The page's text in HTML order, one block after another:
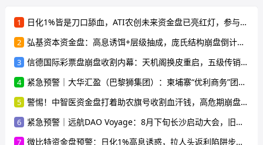
1 日化1%皆是刀口舔血，ATI农创未来资金盘已亮红灯，参与者速离！
2 弘基资本资金盘：高息诱饵+层级抽成，庞氏结构崩盘倒计时，受害者遍布全国
3 信德国际彩票盘崩盘收割内幕：天机阁换皮重启，五级传销骗局榨干散户，立即停手止损
4 紧急预警｜大华汇盈（巴黎狮集团）：柬埔寨“优利商务”团伙换壳第五弹，开盘一月单割50人，辉立期货、华融共创怎么崩的它就怎么崩
5 警惕！中智医资金盘打着助农旗号收割血汗钱，高危期崩盘在即，别再往里投一分钱
6 紧急预警｜远航DAO Voyage：8月下旬长沙启动大会，旧盘团队平移，RWA+大宗商品包装——又是庞氏滚盘的老剧本
7 微比特资金盘预警：日化1%高息诱惑，拉人头返利陷阱步步惊心，参与者速避